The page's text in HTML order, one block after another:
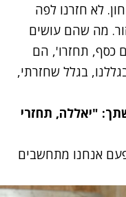
לא חזרנו לפה
מה שהם עושים
כסף, תחזרו', הם
בגלל שחזרתי,
"יאללה, תחזרי
אנחנו מתחשבים